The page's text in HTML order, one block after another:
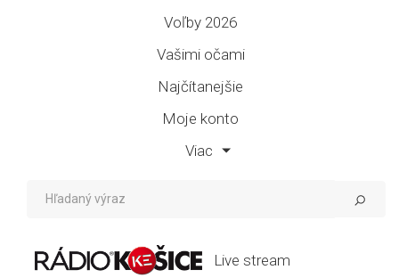
Voľby 2026
Vašimi očami
Najčítanejšie
Moje konto
Viac
Live stream